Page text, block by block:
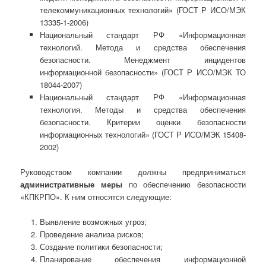
телекоммуникационных технологий» (ГОСТ Р ИСО/МЭК
13335-1-2006)
Национальный стандарт РФ «Информационная
технологий. Метода и средства обеспечения
безопасности. Менеджмент инцидентов
информационной безопасности» (ГОСТ Р ИСО/МЭК ТО
18044-2007)
Национальный стандарт РФ «Информационная
технология. Методы и средства обеспечения
безопасности. Критерии оценки безопасности
информационных технологий» (ГОСТ Р ИСО/МЭК 15408-
2002)
Руководством компании должны предприниматься
административные мерыпо обеспечению безопасности
«КПКРПО». К ним относятся следующие:
Выявление возможных угроз;
Проведение анализа рисков;
Создание политики безопасности;
Планирование обеспечения информационной